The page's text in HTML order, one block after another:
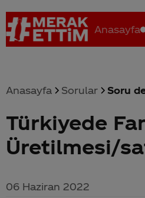
Anasayfa
Coca-Cola nerenin malı? Coca
Anasayfa Sorular Soru
Türkiyede
Üretilmesi/
06 Haziran 2022